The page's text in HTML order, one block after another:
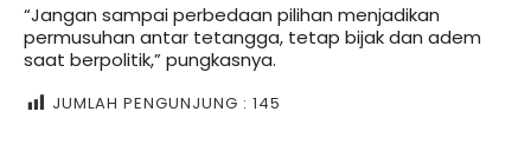
“Jangan sampai perbedaan pilihan menjadikan
permusuhan antar tetangga, tetap bijak dan adem
saat berpolitik,” pungkasnya.
JUMLAH PENGUNJUNG : 145